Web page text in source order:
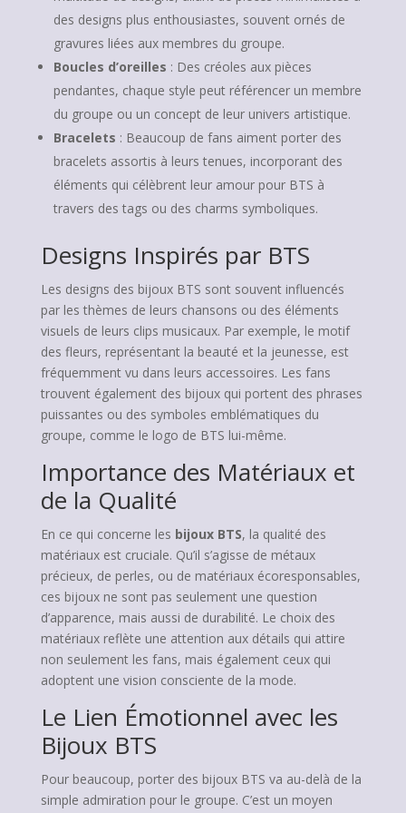
des designs plus enthousiastes, souvent ornés de
gravures liées aux membres du groupe.
Boucles d’oreilles : Des créoles aux pièces
pendantes, chaque style peut référencer un membre
du groupe ou un concept de leur univers artistique.
Bracelets : Beaucoup de fans aiment porter des
bracelets assortis à leurs tenues, incorporant des
éléments qui célèbrent leur amour pour BTS à
travers des tags ou des charms symboliques.
Designs Inspirés par BTS
Les designs des bijoux BTS sont souvent influencés
par les thèmes de leurs chansons ou des éléments
visuels de leurs clips musicaux. Par exemple, le motif
des fleurs, représentant la beauté et la jeunesse, est
fréquemment vu dans leurs accessoires. Les fans
trouvent également des bijoux qui portent des phrases
puissantes ou des symboles emblématiques du
groupe, comme le logo de BTS lui-même.
Importance des Matériaux et
de la Qualité
En ce qui concerne les bijoux BTS, la qualité des
matériaux est cruciale. Qu’il s’agisse de métaux
précieux, de perles, ou de matériaux écoresponsables,
ces bijoux ne sont pas seulement une question
d’apparence, mais aussi de durabilité. Le choix des
matériaux reflète une attention aux détails qui attire
non seulement les fans, mais également ceux qui
adoptent une vision consciente de la mode.
Le Lien Émotionnel avec les
Bijoux BTS
Pour beaucoup, porter des bijoux BTS va au-delà de la
simple admiration pour le groupe. C’est un moyen